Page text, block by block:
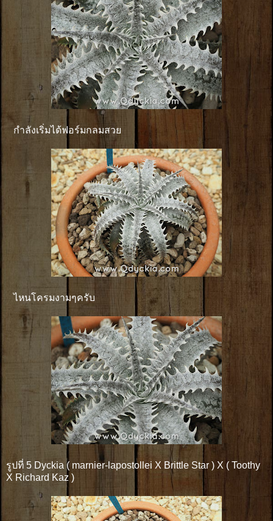
กำลังเริ่มได้ฟอร์มกลมสวย
ไหนโครมงามๆครับ
รูปที่ 5 Dyckia ( marnier-lapostollei X Brittle Star ) X ( Toothy
X Richard Kaz )